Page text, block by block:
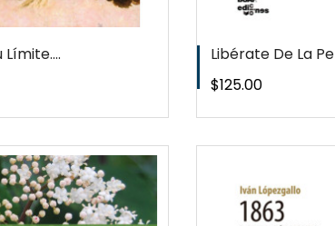
Libérate De La
Precio
$125.00